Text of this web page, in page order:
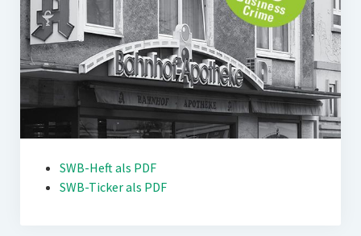
SWB-Heft als PDF
SWB-Ticker als PDF